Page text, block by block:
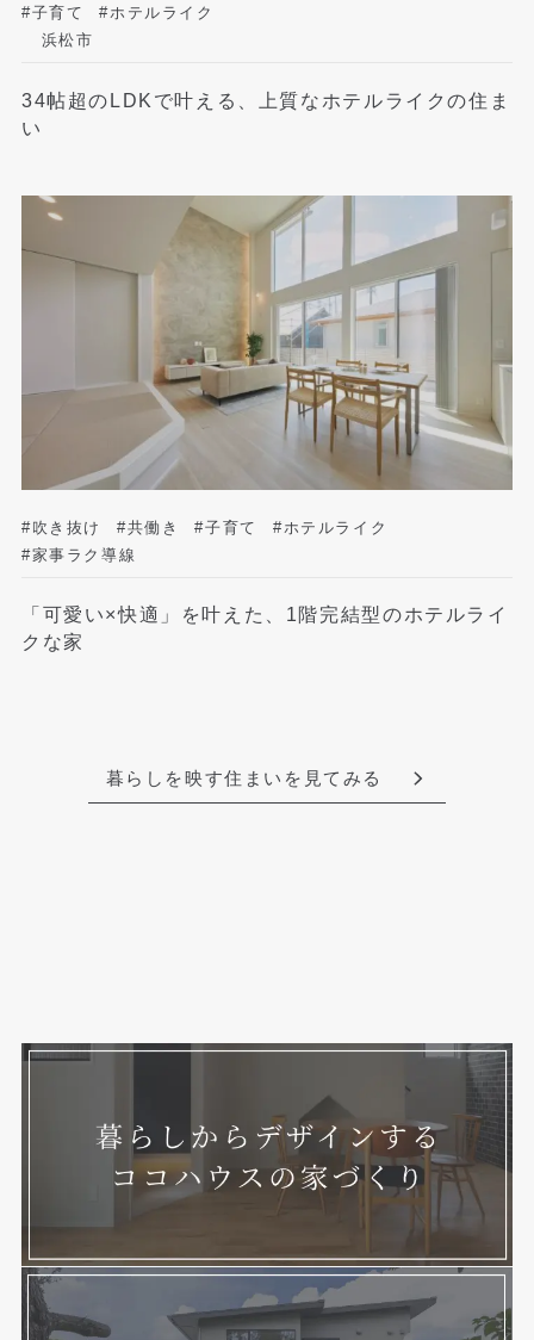
#子育て
#ホテルライク
浜松市
34帖超のLDKで叶える、上質なホテルライクの住ま
い
#吹き抜け #共働き #子育て
#ホテルライク
#家事ラク導線
「可愛い×快適」を叶えた、1階完結型のホテルライ
クな家
暮らしを映す住まいを見てみる